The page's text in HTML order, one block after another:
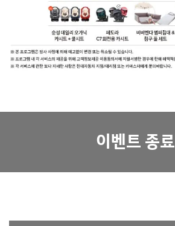
이벤트 종료